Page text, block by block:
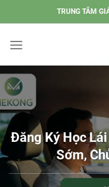
đến
dung
TRUNG TÂM
Đăng Ký Học
Sớm,